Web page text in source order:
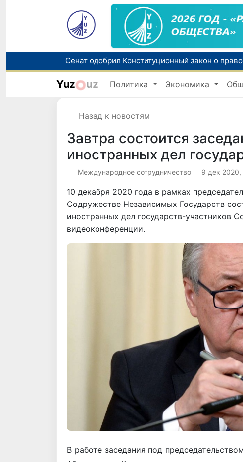
В Узбекистане упростят назначение пенсий
Yuz uz Политика Экономика
Назад к новостям
Завтра состоится
иностранных дел
Международное сотрудничество 9 дек 2020,
10 декабря 2020 года в рамках
Содружестве Независимых Государств
иностранных дел государств-участников
видеоконференции.
В работе заседания под